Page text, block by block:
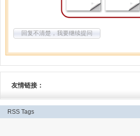
回复不清楚，我要继续提问
友情链接：
RSS Tags